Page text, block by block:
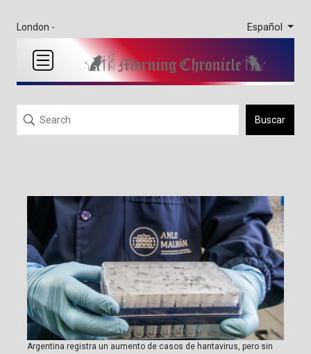
London - Español
Buscar
Argentina registra un aumento de casos de hantavirus, pero sin